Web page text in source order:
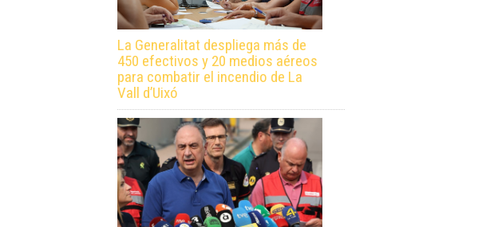
La Generalitat despliega más de
450 efectivos y 20 medios aéreos
para combatir el incendio de La
Vall d’Uixó